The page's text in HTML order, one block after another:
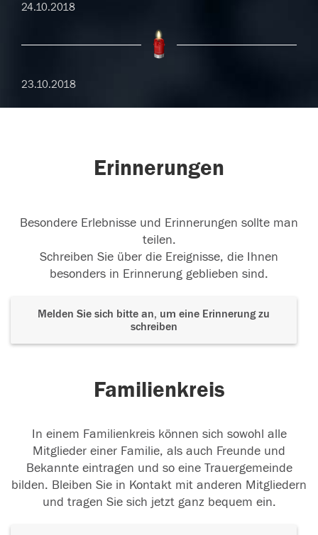
24.10.2018
23.10.2018
Erinnerungen
Besondere Erlebnisse und Erinnerungen sollte man
teilen.
Schreiben Sie über die Ereignisse, die Ihnen
besonders in Erinnerung geblieben sind.
Melden Sie sich bitte an, um eine Erinnerung zu
schreiben
Familienkreis
In einem Familienkreis können sich sowohl alle
Mitglieder einer Familie, als auch Freunde und
Bekannte eintragen und so eine Trauergemeinde
bilden. Bleiben Sie in Kontakt mit anderen Mitgliedern
und tragen Sie sich jetzt ganz bequem ein.